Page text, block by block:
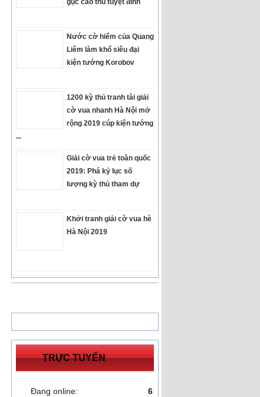
gục cao thủ tuyệt đỉnh
Nước cờ hiểm của Quang
Liêm làm khổ siêu đại
kiện tướng Korobov
1200 kỳ thủ tranh tài giải
cờ vua nhanh Hà Nội mở
rộng 2019 cúp kiện tướng
...
Giải cờ vua trẻ toàn quốc
2019: Phá kỷ lục số
lượng kỳ thủ tham dự
Khởi tranh giải cờ vua hè
Hà Nội 2019
TRỰC TUYẾN
Đang online:
6